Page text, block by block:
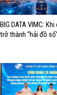
BIG DATA VIMC: Khi
trở thành “hải đồ